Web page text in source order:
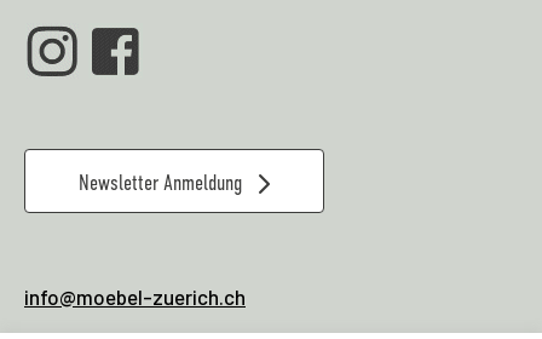
Newsletter Anmeldung
info@moebel-zuerich.ch